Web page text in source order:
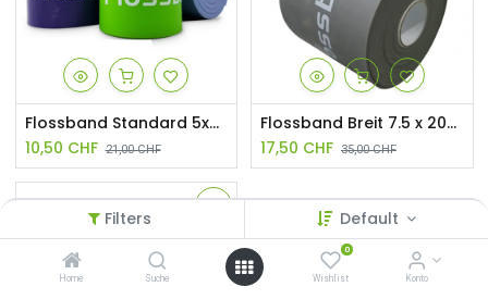
Filters Default
Home Suche
0
Wishlist Konto
Flossband Standard 5x206cm/Extra-Strong
10,50 CHF 21,00CHF
Flossband Breit 7.5 x 206cm/Medium
17,50 CHF 35,00CHF